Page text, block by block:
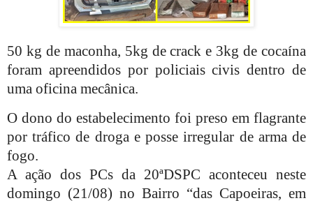
50 kg de maconha, 5kg de crack e 3kg de cocaína
foram apreendidos por policiais civis dentro de
uma oficina mecânica.
O dono do estabelecimento foi preso em flagrante
por tráfico de droga e posse irregular de arma de
fogo.
A ação dos PCs da 20ªDSPC aconteceu neste
domingo (21/08) no Bairro “das Capoeiras, em